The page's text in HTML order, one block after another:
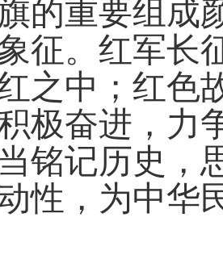
的重要组成
征。红军长
之中；红色
极奋进，力
铭记历史，
性，为中华